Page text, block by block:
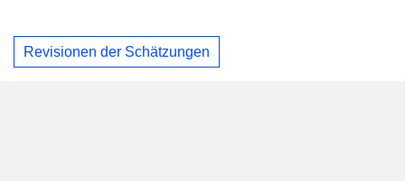
Revisionen der Schätzungen